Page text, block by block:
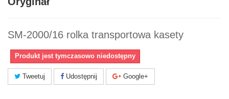
SM-2000/16 rolka transportowa kasety
Produkt jest tymczasowo niedostępny
Tweetuj Udostępnij Google+